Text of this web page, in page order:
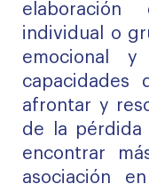
individual o
emocional y
capacidades
afrontar y
de la pérdida
encontrar
asociación